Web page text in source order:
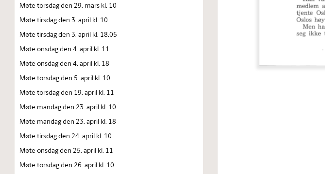
Møte torsdag den 29. mars kl. 10
Møte tirsdag den 3. april kl. 10
Møte tirsdag den 3. april kl. 18.05
Møte onsdag den 4. april kl. 11
Møte onsdag den 4. april kl. 18
Møte torsdag den 5. april kl. 10
Møte torsdag den 19. april kl. 11
Møte mandag den 23. april kl. 10
Møte mandag den 23. april kl. 18
Møte tirsdag den 24. april kl. 10
Møte onsdag den 25. april kl. 11
Møte torsdag den 26. april kl. 10